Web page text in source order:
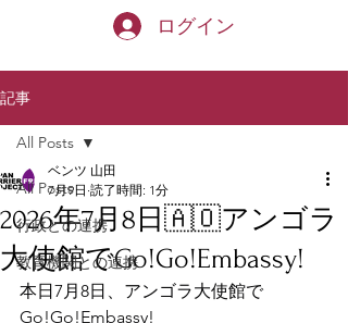
ログイン
記事
All Posts
行政との連携
教育機関との連携
All Posts
2026年7月8日🇦🇴アンゴラ
大使館でGo!Go!Embassy!
ベンツ 山田
7月9日 読了時間: 1分
本日7月8日、アンゴラ大使館で
Go!Go!Embassy!